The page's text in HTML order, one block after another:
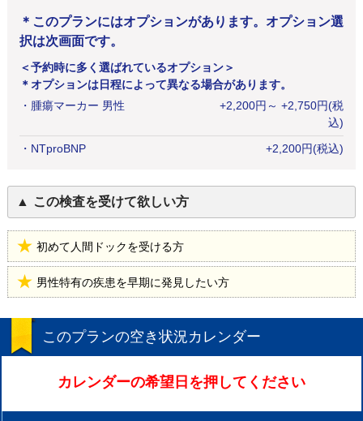
＊このプランにはオプションがあります。オプション選
択は次画面です。
＜予約時に多く選ばれているオプション＞
＊オプションは日程によって異なる場合があります。
・ 腫瘍マーカー 男性 +2,200円 ～ +2,750円(税
込)
・ NTproBNP +2,200円(税込)
この検査を受けて欲しい方
初めて人間ドックを受ける方
男性特有の疾患を早期に発見したい方
このプランの空き状況カレンダー
カレンダーの希望日を押してください